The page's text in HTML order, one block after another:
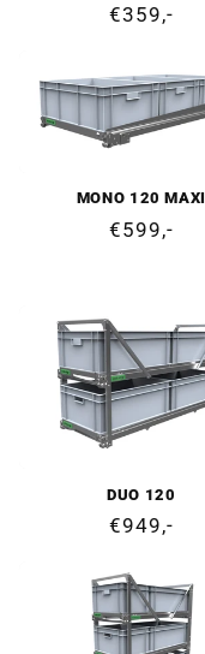
Ordinarie
€359,-
MONO 120 MAXI
Ordinarie
€599,-
DUO 120
Ordinarie
€949,-